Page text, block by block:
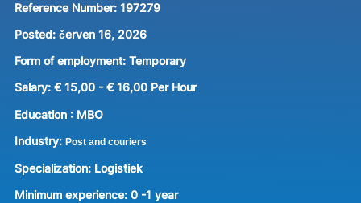
Reference Number: 197279
Posted: červen 16, 2026
Form of employment: Temporary
Salary: € 15,00 - € 16,00 Per Hour
Education : MBO
Industry: Post and couriers
Specialization: Logistiek
Minimum experience: 0 -1 year